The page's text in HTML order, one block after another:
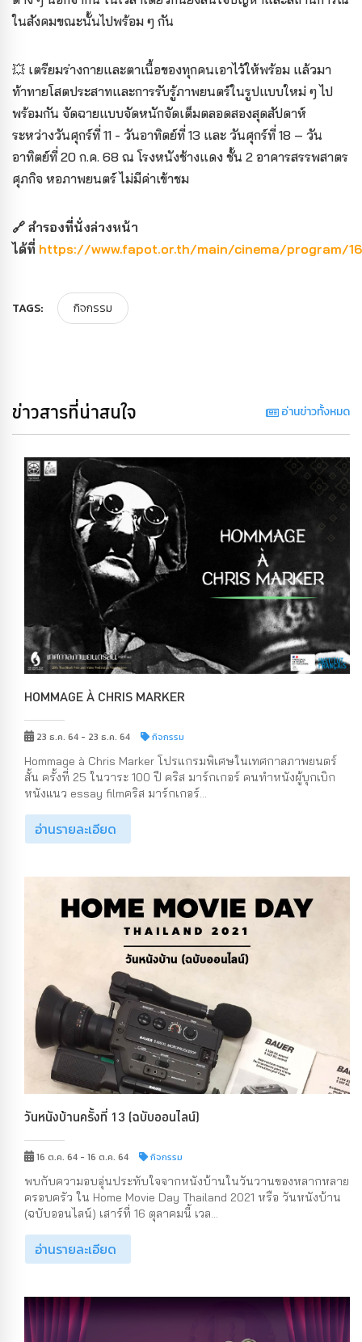
ในสังคมขณะนั้นไปพร้อม ๆ กัน
💥 เตรียมร่างกายและตาเนื้อของทุกคนเอาไว้ให้พร้อม แล้วมา
ท้าทายโสตประสาทและการรับรู้ภาพยนตร์ในรูปแบบใหม่ ๆ ไป
พร้อมกัน จัดฉายแบบจัดหนักจัดเต็มตลอดสองสุดสัปดาห์
ระหว่างวันศุกร์ที่ 11 - วันอาทิตย์ที่ 13 และ วันศุกร์ที่ 18 – วัน
อาทิตย์ที่ 20 ก.ค. 68 ณ โรงหนังช้างแดง ชั้น 2 อาคารสรรพสาตร
ศุภกิจ หอภาพยนตร์ ไม่มีค่าเข้าชม
🔗 สำรองที่นั่งล่วงหน้า
ได้ที่ https://www.fapot.or.th/main/cinema/program/
TAGS: กิจกรรม
ข่าวสารที่น่าสนใจ อ่านข่าวทั้งหมด
HOMMAGE À CHRIS MARKER
23 ธ.ค. 64 - 23 ธ.ค. 64 กิจกรรม
Hommage à Chris Marker โปรแกรมพิเศษในเทศกาลภาพยนตร์
สั้น ครั้งที่ 25 ในวาระ 100 ปี คริส มาร์กเกอร์ คนทำหนังผู้บุกเบิก
หนังแนว essay filmคริส มาร์กเกอร์...
อ่านรายละเอียด
วันหนังบ้านครั้งที่ 13 (ฉบับออนไลน์)
16 ต.ค. 64 - 16 ต.ค. 64 กิจกรรม
พบกับความอบอุ่นประทับใจจากหนังบ้านในวันวานของหลากหลาย
ครอบครัว ใน Home Movie Day Thailand 2021 หรือ วันหนังบ้าน
(ฉบับออนไลน์) เสาร์ที่ 16 ตุลาคมนี้ เวล...
อ่านรายละเอียด